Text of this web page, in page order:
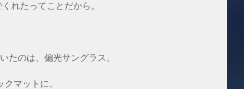
れたってことだから。
たのは、偏光サングラス。
マットに、